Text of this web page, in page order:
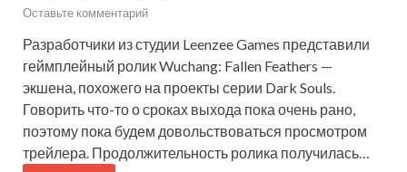
Оставьте комментарий
Разработчики из студии Leenzee Games представили
геймплейный ролик Wuchang: Fallen Feathers —
экшена, похожего на проекты серии Dark Souls.
Говорить что-то о сроках выхода пока очень рано,
поэтому пока будем довольствоваться просмотром
трейлера. Продолжительность ролика получилась…